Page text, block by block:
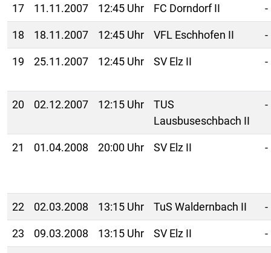
17 11.11.2007 12:45 Uhr FC Dorndorf II -
18 18.11.2007 12:45 Uhr VFL Eschhofen II -
19 25.11.2007 12:45 Uhr SV Elz II -
20 02.12.2007 12:15 Uhr
TUS
Lausbuseschbach II
-
21 01.04.2008 20:00 Uhr SV Elz II -
22 02.03.2008 13:15 Uhr TuS Waldernbach II -
23 09.03.2008 13:15 Uhr SV Elz II -